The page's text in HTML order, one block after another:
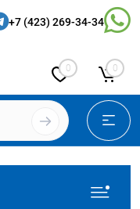
+7 (423) 269-34-34
0 0